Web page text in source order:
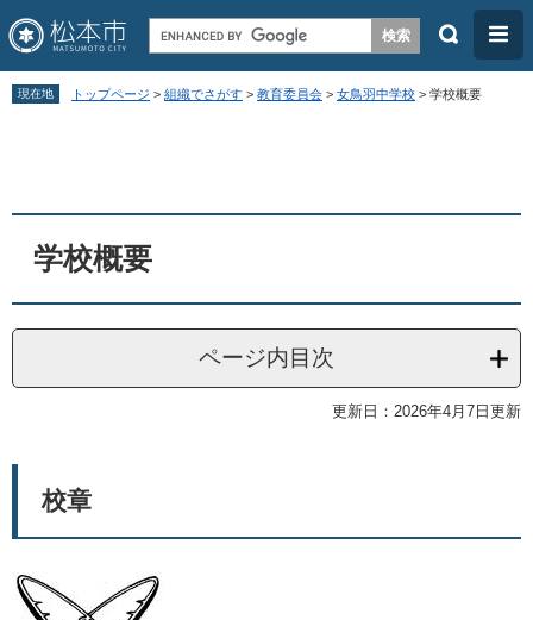
ペ
先
メ
を
本
検
メ
ニ
ュ
現在地 トップページ > 組織でさがす > 教育委員会 > 女鳥羽中学校 > 学校概要
学校概要
ページ内目次
更新日：2026年4月7日更新
校章